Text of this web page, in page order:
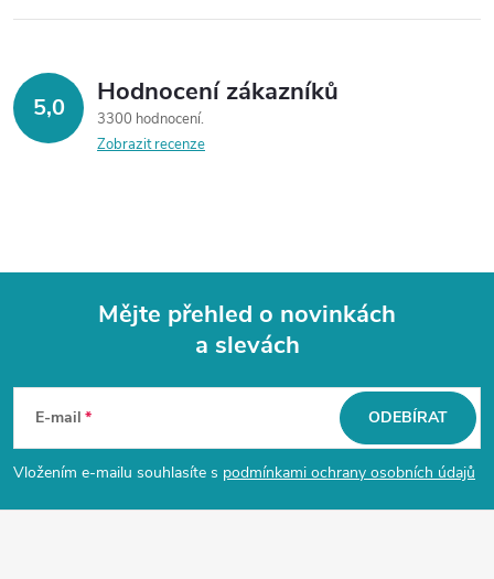
5,0 Hodnocení zákazníků
3300 hodnocení
Zobrazit recenze
p
Mějte přehled o novinkách
a slevách
E-mail
Vložením e-mailu souhlasíte s podmínkami ochrany osobních údajů
ODEBÍRAT